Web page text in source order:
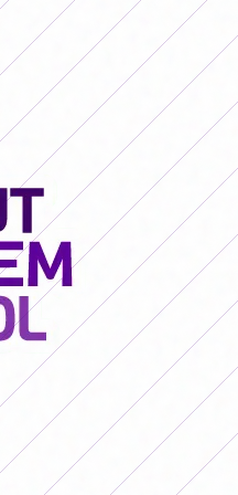
VIVO)RIVER PLATE 0 - 0
(FINAL)
BOCA JRS. 3
- 0 BANFIELD (FINAL)
SAN
RIVER PLATE 0 - 0 RACING
(FINAL)BOCA JRS. 3 - 1
0 BANFIELD (FINAL)